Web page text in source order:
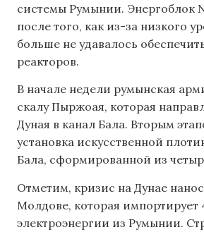
системы Румынии. Энергоблок
после того, как из-за низкого
больше не удавалось
реакторов.
В начале недели румынская
скалу Пыржоая, которая
Дуная в канал Бала. Вторым
установка искусственной
Бала, сформированной из
Отметим, кризис на Дунае
Молдове, которая импортирует
электроэнергии из Румынии.